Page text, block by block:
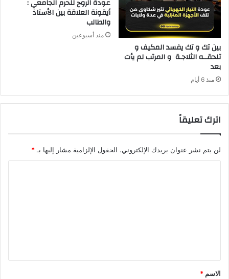
‬بعد‭ ‬
منذ 6 أيام
عودة الروح للحرم الجامعي :
أيقونة العلاقة بين الأستاذ
والطالب
منذ أسبوعين
اترك تعليقاً
لن يتم نشر عنوان بريدك الإلكتروني. الحقول الإلزامية مشار إليها بـ *
ق
*
الاسم *